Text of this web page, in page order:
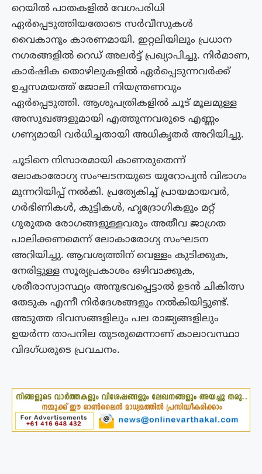
റെയിൽ പാതകളിൽ വേഗപരിധി
ഏർപ്പെടുത്തിയതോടെ സർവീസുകൾ
വൈകാനും കാരണമായി. ഇറ്റലിയിലും പ്രധാന
നഗരങ്ങളിൽ റെഡ് അലർട്ട് പ്രഖ്യാപിച്ചു. നിർമാണ,
കാർഷിക തൊഴിലുകളിൽ ഏർപ്പെടുന്നവർക്ക്
ഉച്ചസമയത്ത് ജോലി നിയന്ത്രണവും
ഏർപ്പെടുത്തി. ആശുപത്രികളിൽ ചൂട് മൂലമുള്ള
അസുഖങ്ങളുമായി എത്തുന്നവരുടെ എണ്ണം
ഗണ്യമായി വർധിച്ചതായി അധികൃതർ അറിയിച്ചു.
ചൂടിനെ നിസാരമായി കാണരുതെന്ന്
ലോകാരോഗ്യ സംഘടനയുടെ യൂറോപ്യൻ വിഭാഗം
മുന്നറിയിപ്പ് നൽകി. പ്രത്യേകിച്ച് പ്രായമായവർ,
ഗർഭിണികൾ, കുട്ടികൾ, ഹൃദ്രോഗികളും മറ്റ്
ഗുരുതര രോഗങ്ങളുള്ളവരും അതീവ ജാഗ്രത
പാലിക്കണമെന്ന് ലോകാരോഗ്യ സംഘടന
അറിയിച്ചു. ആവശ്യത്തിന് വെള്ളം കുടിക്കുക,
നേരിട്ടുള്ള സൂര്യപ്രകാശം ഒഴിവാക്കുക,
ശരീരാസ്വാസ്ഥ്യം അനുഭവപ്പെട്ടാൽ ഉടൻ ചികിത്സ
തേടുക എന്നീ നിർദേശങ്ങളും നൽകിയിട്ടുണ്ട്.
അടുത്ത ദിവസങ്ങളിലും പല രാജ്യങ്ങളിലും
ഉയർന്ന താപനില തുടരുമെന്നാണ് കാലാവസ്ഥാ
വിദഗ്‌ധരുടെ പ്രവചനം.